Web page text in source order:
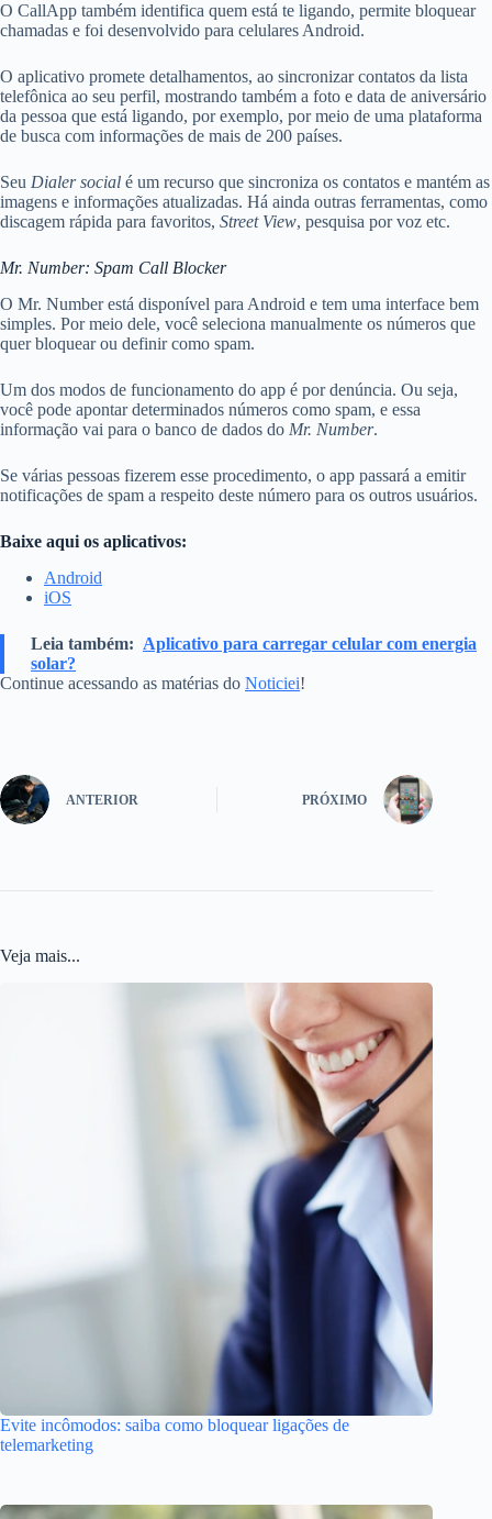
O CallApp também identifica quem está te ligando, permite bloquear
chamadas e foi desenvolvido para celulares Android.
O aplicativo promete detalhamentos, ao sincronizar contatos da lista
telefônica ao seu perfil, mostrando também a foto e data de aniversário
da pessoa que está ligando, por exemplo, por meio de uma plataforma
de busca com informações de mais de 200 países.
Seu Dialer social é um recurso que sincroniza os contatos e mantém as
imagens e informações atualizadas. Há ainda outras ferramentas, como
discagem rápida para favoritos, Street View, pesquisa por voz etc.
Mr. Number: Spam Call Blocker
O Mr. Number está disponível para Android e tem uma interface bem
simples. Por meio dele, você seleciona manualmente os números que
quer bloquear ou definir como spam.
Um dos modos de funcionamento do app é por denúncia. Ou seja,
você pode apontar determinados números como spam, e essa
informação vai para o banco de dados do Mr. Number.
Se várias pessoas fizerem esse procedimento, o app passará a emitir
notificações de spam a respeito deste número para os outros usuários.
Baixe aqui os aplicativos:
Android
iOS
Leia também: Aplicativo para carregar celular com energia
solar?
Continue acessando as matérias do Noticiei!
ANTERIOR PRÓXIMO
Veja mais...
Evite incômodos: saiba como bloquear ligações de
telemarketing